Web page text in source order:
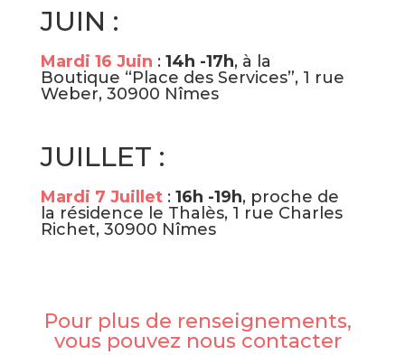
JUIN :
Mardi 16 Juin : 14h -17h, à la
Boutique “Place des Services”, 1 rue
Weber, 30900 Nîmes
JUILLET :
Mardi 7 Juillet : 16h -19h, proche de
la résidence le Thalès, 1 rue Charles
Richet, 30900 Nîmes
Pour plus de renseignements,
vous pouvez nous contacter